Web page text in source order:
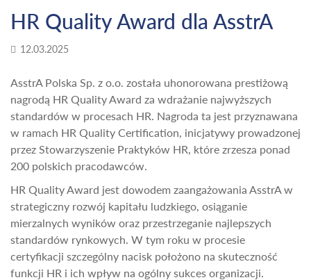
HR Quality Award dla AsstrA
12.03.2025
AsstrA Polska Sp. z o.o. została uhonorowana prestiżową
nagrodą HR Quality Award za wdrażanie najwyższych
standardów w procesach HR. Nagroda ta jest przyznawana
w ramach HR Quality Certification, inicjatywy prowadzonej
przez Stowarzyszenie Praktyków HR, które zrzesza ponad
200 polskich pracodawców.
HR Quality Award jest dowodem zaangażowania AsstrA w
strategiczny rozwój kapitału ludzkiego, osiąganie
mierzalnych wyników oraz przestrzeganie najlepszych
standardów rynkowych. W tym roku w procesie
certyfikacji szczególny nacisk położono na skuteczność
funkcji HR i ich wpływ na ogólny sukces organizacji.